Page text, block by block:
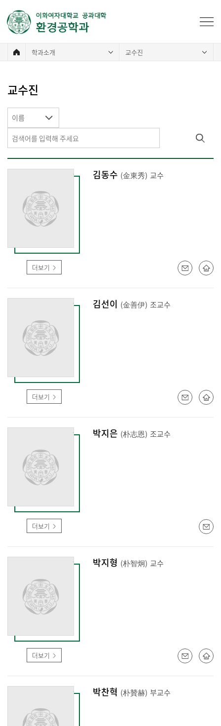
학과소개 교수진
교수진
이름
더보기
김동수 (金東秀) 교수
더보기
김선이 (金善伊) 조교수
더보기
박지은 (朴志恩) 조교수
더보기
박지형 (朴智炯) 교수
박찬혁 (朴贊赫) 부교수